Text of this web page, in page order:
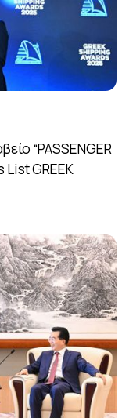
“PASSENGER
List GREEK